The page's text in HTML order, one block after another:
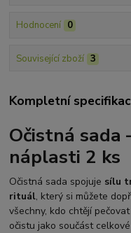
Hodnocení 0
Související zboží 3
Kompletní
Očistná sada
náplasti 2 ks
Očistná sada spojuje sílu
rituál, který si můžete
všechny, kdo chtějí
očistu jako součást